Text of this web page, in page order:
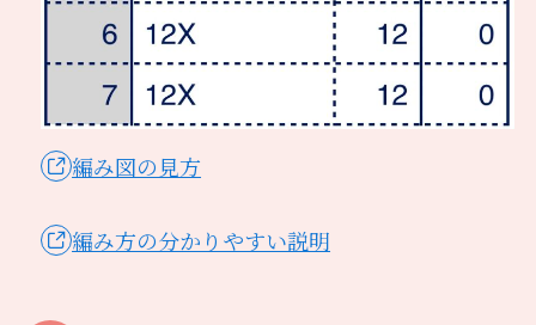
編み図の見方
編み方の分かりやすい説明